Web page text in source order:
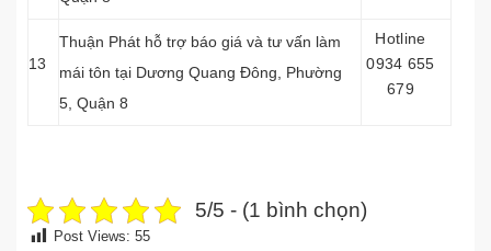
13
Thuận Phát hỗ trợ báo giá và tư vấn làm
mái tôn tại Dương Quang Đông, Phường
5, Quận 8
Hotline
0934 655
679
5/5 - (1 bình chọn)
Post Views: 55